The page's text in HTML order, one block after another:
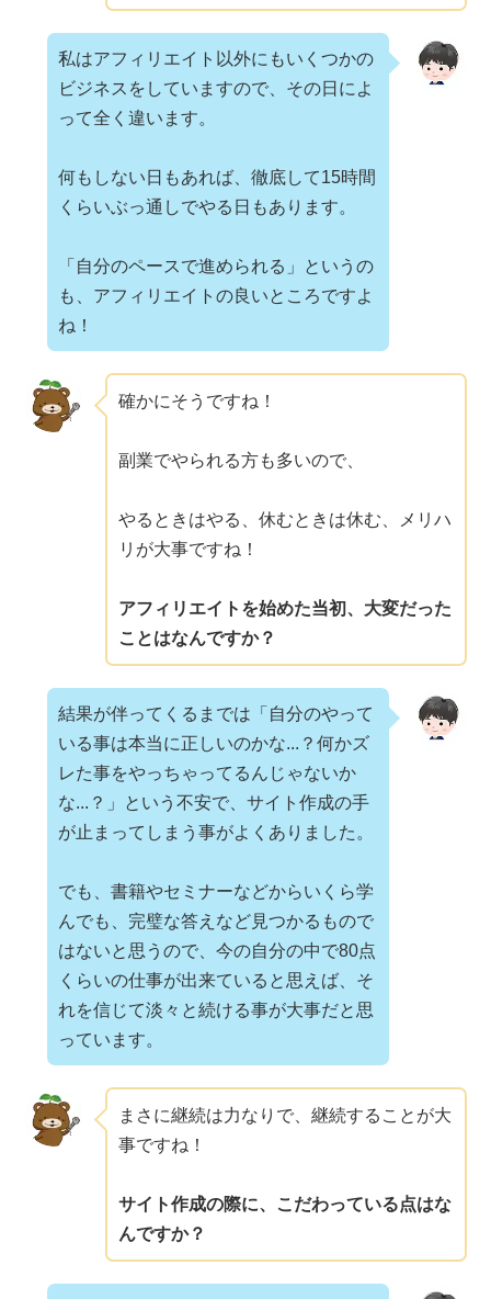
私はアフィリエイト以外にもいくつかの
ビジネスをしていますので、その日によ
って全く違います。
何もしない日もあれば、徹底して15時間
くらいぶっ通しでやる日もあります。
「自分のペースで進められる」というの
も、アフィリエイトの良いところですよ
ね！
確かにそうですね！
副業でやられる方も多いので、
やるときはやる、休むときは休む、メリハ
リが大事ですね！
アフィリエイトを始めた当初、大変だった
ことはなんですか？
結果が伴ってくるまでは「自分のやって
いる事は本当に正しいのかな...？何かズ
レた事をやっちゃってるんじゃないか
な...？」という不安で、サイト作成の手
が止まってしまう事がよくありました。
でも、書籍やセミナーなどからいくら学
んでも、完璧な答えなど見つかるもので
はないと思うので、今の自分の中で80点
くらいの仕事が出来ていると思えば、そ
れを信じて淡々と続ける事が大事だと思
っています。
まさに継続は力なりで、継続することが大
事ですね！
サイト作成の際に、こだわっている点はな
んですか？